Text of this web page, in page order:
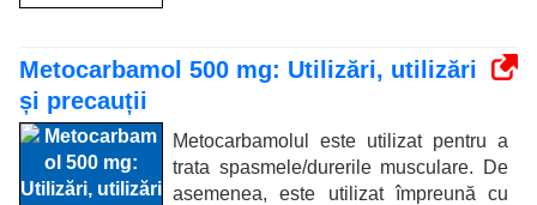
Metocarbamol 500 mg: Utilizări, utilizări
și precauții
Metocarbamolul este utilizat pentru a
trata spasmele/durerile musculare. De
asemenea, este utilizat împreună cu